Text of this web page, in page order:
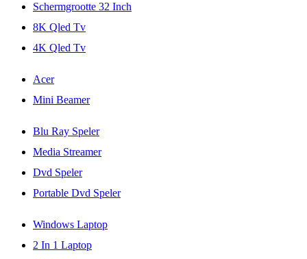
Schermgrootte 32 Inch
8K Qled Tv
4K Qled Tv
Acer
Mini Beamer
Blu Ray Speler
Media Streamer
Dvd Speler
Portable Dvd Speler
Windows Laptop
2 In 1 Laptop